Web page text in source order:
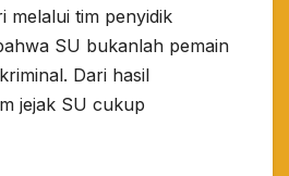
melalui tim penyidik
SU bukanlah pemain
Dari hasil
jejak SU cukup